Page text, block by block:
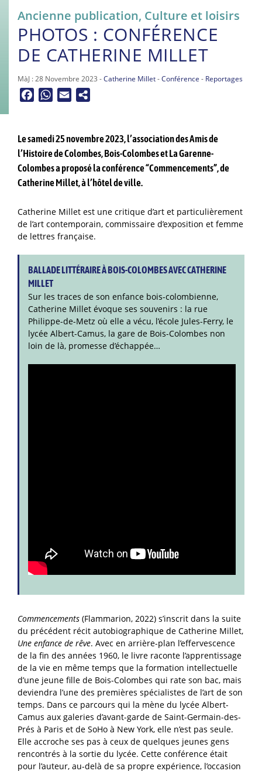
Ancienne publication, Culture et loisirs
PHOTOS : CONFÉRENCE
DE CATHERINE MILLET
MàJ : 28 Novembre 2023 -Catherine Millet-Conférence - Reportages
FacebookWhatsApp
Email
Le samedi 25 novembre 2023, l’association des Amis de
l’Histoire de Colombes, Bois-Colombes et La Garenne-
Colombes a proposé la conférence “Commencements”, de
Catherine Millet, à l’hôtel de ville.
Catherine Millet est une critique d’art et particulièrement
de l’art contemporain, commissaire d’exposition et femme
de lettres française.
BALLADE LITTÉRAIRE À BOIS-COLOMBES AVEC CATHERINE
MILLET
Sur les traces de son enfance bois-colombienne,
Catherine Millet évoque ses souvenirs : la rue
Philippe-de-Metz où elle a vécu, l’école Jules-Ferry, le
lycée Albert-Camus, la gare de Bois-Colombes non
loin de là, promesse d’échappée…
Commencements (Flammarion, 2022) s’inscrit dans la suite
du précédent récit autobiographique de Catherine Millet,
Une enfance de rêve. Avec en arrière-plan l’effervescence
de la fin des années 1960, le livre raconte l’apprentissage
de la vie en même temps que la formation intellectuelle
d’une jeune fille de Bois-Colombes qui rate son bac, mais
deviendra l’une des premières spécialistes de l’art de son
temps. Dans ce parcours qui la mène du lycée Albert-
Camus aux galeries d’avant-garde de Saint-Germain-des-
Prés à Paris et de SoHo à New York, elle n’est pas seule.
Elle accroche ses pas à ceux de quelques jeunes gens
rencontrés à la sortie du lycée. Cette conférence était
pour l’auteur, au-delà de sa propre expérience, l’occasion